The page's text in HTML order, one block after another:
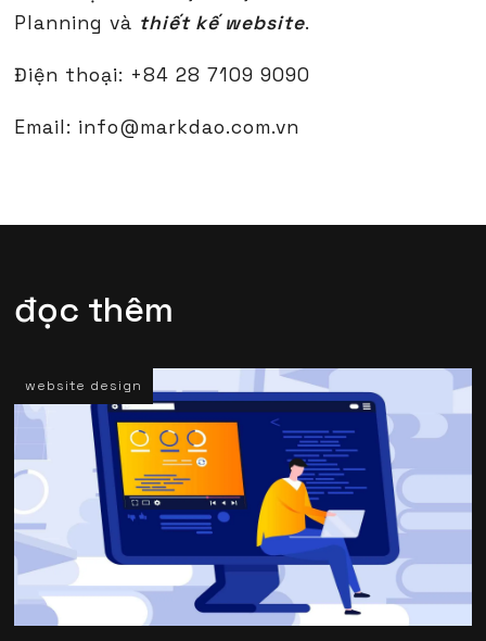
Planning và thiết kế website.
Điện thoại: +84 28 7109 9090
Email: info@markdao.com.vn
đọc thêm
website design